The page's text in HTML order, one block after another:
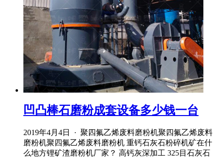
凹凸棒石磨粉成套设备多少钱一台
2019年4月4日 · 聚四氟乙烯废料磨粉机聚四氟乙烯废料
磨粉机聚四氟乙烯废料磨粉机 重钙石灰石粉碎机矿在什
么地方锂矿渣磨粉机厂家？ 高钙灰深加工 325目石灰石